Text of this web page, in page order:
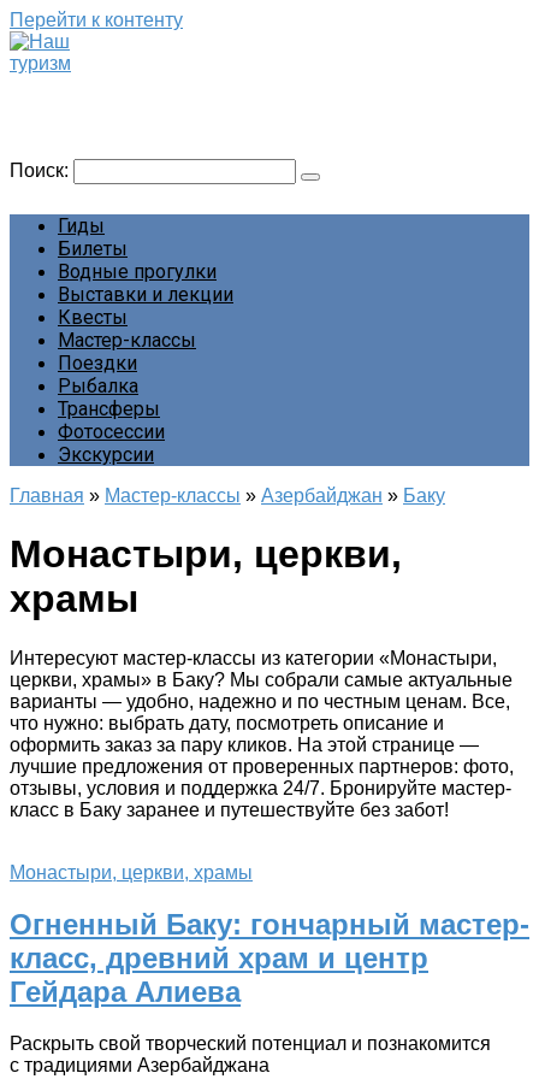
Перейти к контенту
Поиск:
Гиды
Билеты
Водные прогулки
Выставки и лекции
Квесты
Мастер-классы
Поездки
Рыбалка
Трансферы
Фотосессии
Экскурсии
Главная » Мастер-классы » Азербайджан » Баку
Монастыри, церкви,
храмы
Интересуют мастер-классы из категории «Монастыри,
церкви, храмы» в Баку? Мы собрали самые актуальные
варианты — удобно, надежно и по честным ценам. Все,
что нужно: выбрать дату, посмотреть описание и
оформить заказ за пару кликов. На этой странице —
лучшие предложения от проверенных партнеров: фото,
отзывы, условия и поддержка 24/7. Бронируйте мастер-
класс в Баку заранее и путешествуйте без забот!
Монастыри, церкви, храмы
Огненный Баку: гончарный мастер-
класс, древний храм и центр
Гейдара Алиева
Раскрыть свой творческий потенциал и познакомится
с традициями Азербайджана